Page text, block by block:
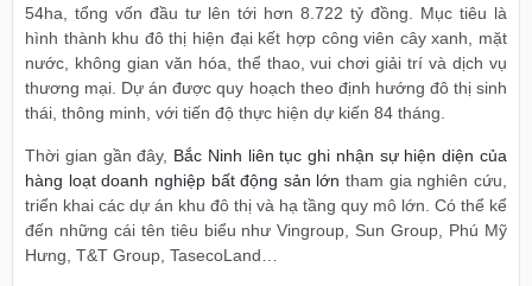
54ha, tổng vốn đầu tư lên tới hơn 8.722 tỷ đồng. Mục tiêu là
hình thành khu đô thị hiện đại kết hợp công viên cây xanh, mặt
nước, không gian văn hóa, thể thao, vui chơi giải trí và dịch vụ
thương mại. Dự án được quy hoạch theo định hướng đô thị sinh
thái, thông minh, với tiến độ thực hiện dự kiến 84 tháng.
Thời gian gần đây, Bắc Ninh liên tục ghi nhận sự hiện diện của
hàng loạt doanh nghiệp bất động sản lớn tham gia nghiên cứu,
triển khai các dự án khu đô thị và hạ tầng quy mô lớn. Có thể kể
đến những cái tên tiêu biểu như Vingroup, Sun Group, Phú Mỹ
Hưng, T&T Group, TasecoLand…